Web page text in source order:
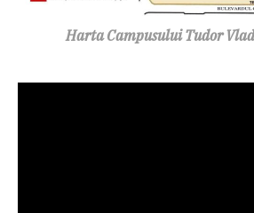
Harta Campusului Tudor